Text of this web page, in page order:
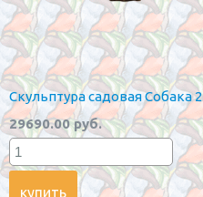
Скульптура садовая Собака 2
29690.00 руб.